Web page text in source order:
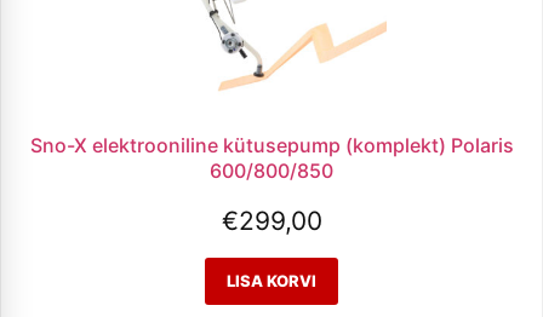
Sno-X elektrooniline kütusepump (komplekt) Polaris
600/800/850
€299,00